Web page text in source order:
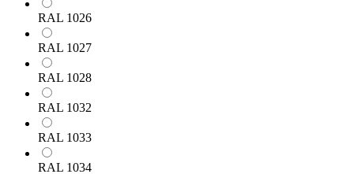
RAL 1026
RAL 1027
RAL 1028
RAL 1032
RAL 1033
RAL 1034